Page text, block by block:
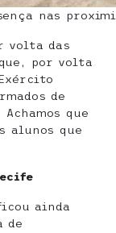
nas
volta das
por volta
de
que
alunos que
ainda
de